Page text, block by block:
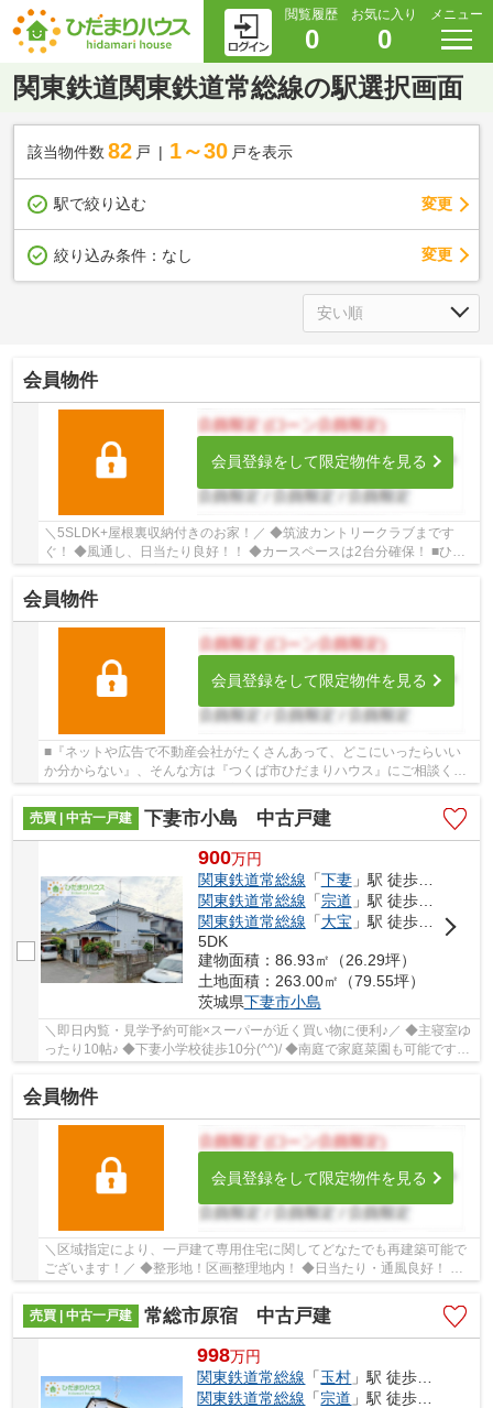
閲覧履歴
0
お気に入り
0
メニュー
関東鉄道関東鉄道常総線の駅選択画面
該当物件数 82 戸 1～30 戸を表示
駅で絞り込む 変更
絞り込み条件： なし 変更
会員物件
会員登録をして限定物件を見る
＼5SLDK+屋根裏収納付きのお家！／ ◆筑波カントリークラブまです
ぐ！ ◆風通し、日当たり良好！！ ◆カースペースは2台分確保！ ■ひだ
会員物件
会員登録をして限定物件を見る
■『ネットや広告で不動産会社がたくさんあって、どこにいったらいい
か分からない』、そんな方は『つくば市ひだまりハウス』にご相談くだ
さい！ ■ひだまりハウスは、お客様一人ひとり...
売買 | 中古一戸建
下妻市小島 中古戸建
900万円
関東鉄道常総線 「下妻」駅 徒歩18分
関東鉄道常総線 「宗道 」駅 徒歩29分
関東鉄道常総線 「大宝 」駅 徒歩55分
5DK
建物面積：86.93㎡（26.29坪）
土地面積：263.00㎡（79.55坪）
茨城県下妻市小島
＼即日内覧・見学予約可能×スーパーが近く買い物に便利♪／ ◆主寝室ゆ
ったり10帖♪ ◆下妻小学校徒歩10分(^^)/ ◆南庭で家庭菜園も可能です！
会員物件
会員登録をして限定物件を見る
＼区域指定により、一戸建て専用住宅に関してどなたでも再建築可能で
ございます！／ ◆整形地！区画整理地内！ ◆日当たり・通風良好！ ◆
隣接建物距離2m以上！ ■ひだまりハウスは、お...
売買 | 中古一戸建
常総市原宿 中古戸建
998万円
関東鉄道常総線 「玉村 」駅 徒歩7分
関東鉄道常総線 「宗道 」駅 徒歩25分